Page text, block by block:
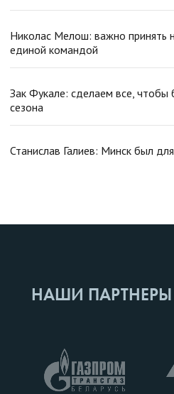
Николас Мелош: важно принять
единой командой
Зак Фукале: сделаем все, чтобы
сезона
Станислав Галиев: Минск был
НАШИ